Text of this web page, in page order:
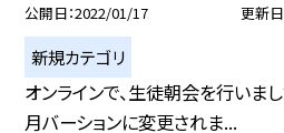
公開日 2022/01/17 更新日
新規カテゴリ
オンラインで、生徒朝会を行いま
月バーションに変更されま...